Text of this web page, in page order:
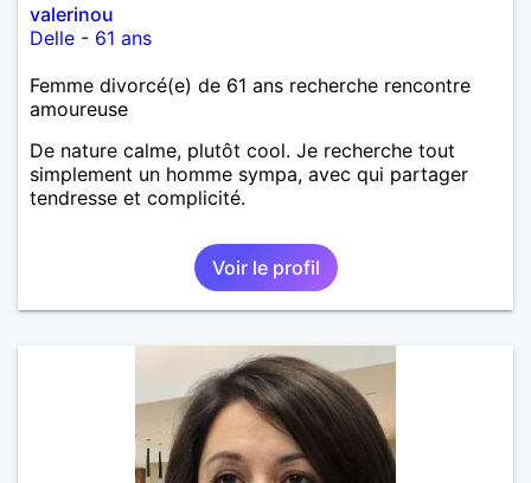
valerinou
Delle - 61 ans
Femme divorcé(e) de 61 ans recherche rencontre
amoureuse
De nature calme, plutôt cool. Je recherche tout
simplement un homme sympa, avec qui partager
tendresse et complicité.
Voir le profil